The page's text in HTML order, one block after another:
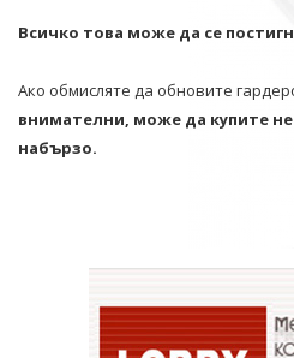
Всичко това може да се
Ако обмисляте да обновите
внимателни, може да купите
набързо.